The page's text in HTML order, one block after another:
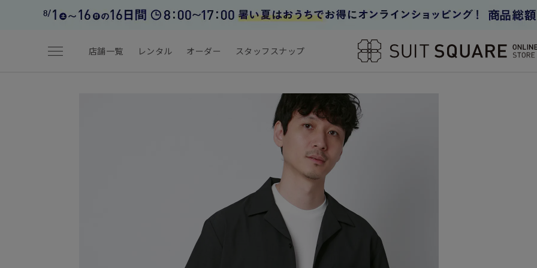
menu 店舗一覧 レンタル オーダー スタッフスナップ